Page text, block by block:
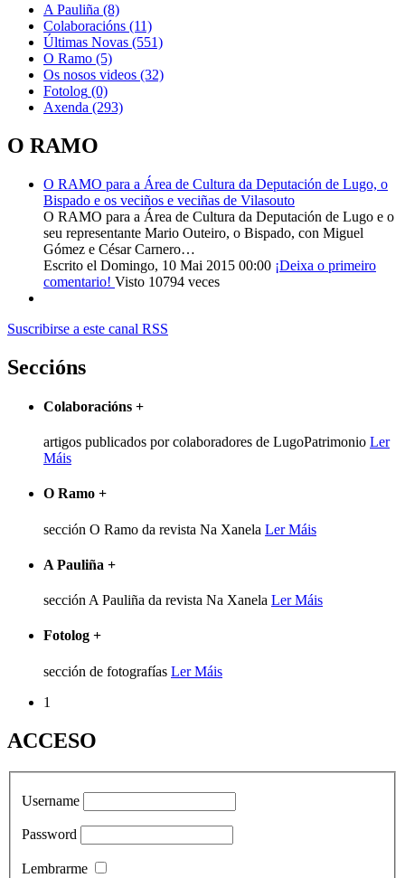
A Pauliña (8)
Colaboracións (11)
Últimas Novas (551)
O Ramo (5)
Os nosos videos (32)
Fotolog (0)
Axenda (293)
O RAMO
O RAMO para a Área de Cultura da Deputación de Lugo, o
Bispado e os veciños e veciñas de Vilasouto
O RAMO para a Área de Cultura da Deputación de Lugo e o
seu representante Mario Outeiro, o Bispado, con Miguel
Gómez e César Carnero…
Escrito el Domingo, 10 Mai 2015 00:00 ¡Deixa o primeiro
comentario! Visto 10794 veces
Suscribirse a este canal RSS
Seccións
Colaboracións +
artigos publicados por colaboradores de LugoPatrimonio Ler
Máis
O Ramo +
sección O Ramo da revista Na Xanela Ler Máis
A Pauliña +
sección A Pauliña da revista Na Xanela Ler Máis
Fotolog +
sección de fotografías Ler Máis
1
ACCESO
Username
Password
Lembrarme